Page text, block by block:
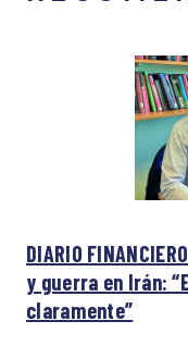
DIARIO
y guerra en Irán:
claramente”